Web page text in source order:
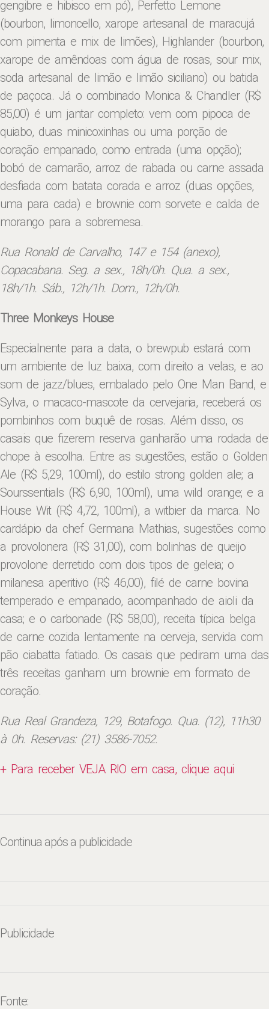
gengibre e hibisco em pó), Perfetto Lemone
(bourbon, limoncello, xarope artesanal de maracujá
com pimenta e mix de limões), Highlander (bourbon,
xarope de amêndoas com água de rosas, sour mix,
soda artesanal de limão e limão siciliano) ou batida
de paçoca. Já o combinado Monica & Chandler (R$
85,00) é um jantar completo: vem com pipoca de
quiabo, duas minicoxinhas ou uma porção de
coração empanado, como entrada (uma opção);
bobó de camarão, arroz de rabada ou carne assada
desfiada com batata corada e arroz (duas opções,
uma para cada) e brownie com sorvete e calda de
morango para a sobremesa.
Rua Ronald de Carvalho, 147 e 154 (anexo),
Copacabana. Seg. a sex., 18h/0h. Qua. a sex.,
18h/1h. Sáb., 12h/1h. Dom., 12h/0h.
Three Monkeys House
Especialnente para a data, o brewpub estará com
um ambiente de luz baixa, com direito a velas, e ao
som de jazz/blues, embalado pelo One Man Band, e
Sylva, o macaco-mascote da cervejaria, receberá os
pombinhos com buquê de rosas. Além disso, os
casais que fizerem reserva ganharão uma rodada de
chope à escolha. Entre as sugestões, estão o Golden
Ale (R$ 5,29, 100ml), do estilo strong golden ale; a
Sourssentials (R$ 6,90, 100ml), uma wild orange; e a
House Wit (R$ 4,72, 100ml), a witbier da marca. No
cardápio da chef Germana Mathias, sugestões como
a provolonera (R$ 31,00), com bolinhas de queijo
provolone derretido com dois tipos de geleia; o
milanesa aperitivo (R$ 46,00), filé de carne bovina
temperado e empanado, acompanhado de aioli da
casa; e o carbonade (R$ 58,00), receita típica belga
de carne cozida lentamente na cerveja, servida com
pão ciabatta fatiado. Os casais que pediram uma das
três receitas ganham um brownie em formato de
coração.
Rua Real Grandeza, 129, Botafogo. Qua. (12), 11h30
à 0h. Reservas: (21) 3586-7052.
+ Para receber VEJA RIO em casa, clique aqui
Continua após a publicidade
Publicidade
Fonte: